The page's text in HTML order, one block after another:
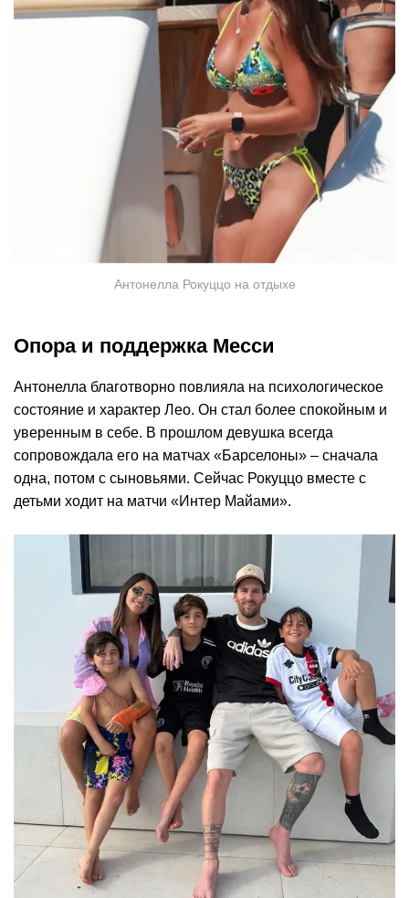
Антонелла Рокуццо на отдыхе
Опора и поддержка Месси
Антонелла благотворно повлияла на психологическое
состояние и характер Лео. Он стал более спокойным и
уверенным в себе. В прошлом девушка всегда
сопровождала его на матчах «Барселоны» – сначала
одна, потом с сыновьями. Сейчас Рокуццо вместе с
детьми ходит на матчи «Интер Майами».